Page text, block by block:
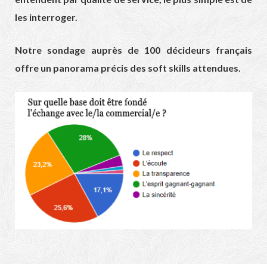
les interroger.
Notre sondage auprès de 100 décideurs français
offre un panorama précis des soft skills attendues.